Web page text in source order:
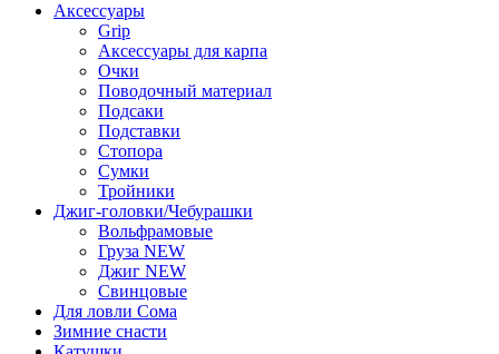
Аксессуары
Grip
Аксессуары для карпа
Очки
Поводочный материал
Подсаки
Подставки
Стопора
Сумки
Тройники
Джиг-головки/Чебурашки
Вольфрамовые
Груза NEW
Джиг NEW
Свинцовые
Для ловли Сома
Зимние снасти